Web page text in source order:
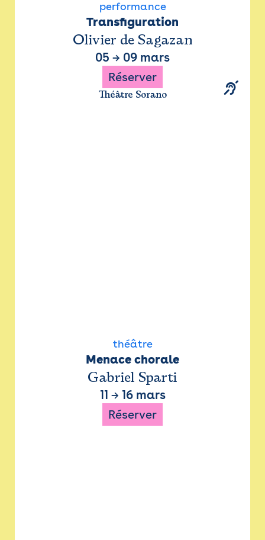
performance
Transfiguration
Olivier de Sagazan
05 → 09 mars
Réserver
Théâtre Sorano
théâtre
Menace chorale
Gabriel Sparti
11 → 16 mars
Réserver